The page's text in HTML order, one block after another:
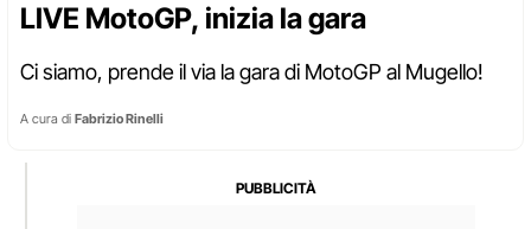
LIVE MotoGP, inizia la gara
Ci siamo, prende il via la gara di MotoGP al Mugello!
A cura di Fabrizio Rinelli